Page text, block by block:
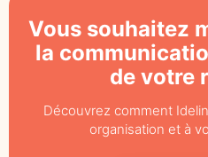
Vous souhaitez
la
de votre
Découvrez comment
organisation et à